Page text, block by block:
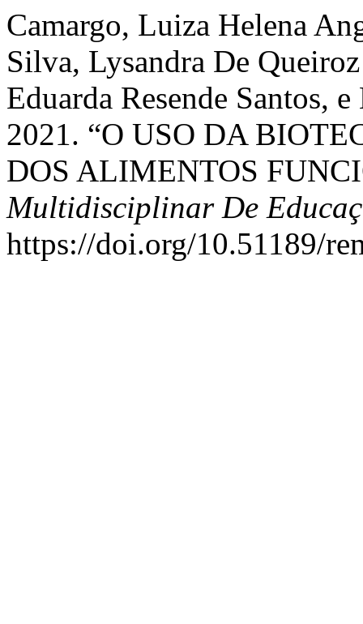
Camargo, Luiza Helena
Silva, Lysandra De
Eduarda Resende Santos,
2021. “O USO DA
DOS ALIMENTOS
Multidisciplinar De
https://doi.org/10.51189/